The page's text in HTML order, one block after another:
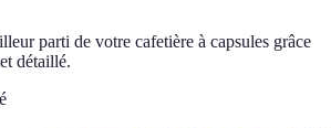
parti de votre cafetière à capsules grâce
détaillé.